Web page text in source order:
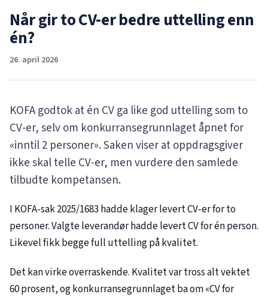
Når gir to CV-er bedre uttelling enn
én?
26. april 2026
KOFA godtok at én CV ga like god uttelling som to
CV-er, selv om konkurransegrunnlaget åpnet for
«inntil 2 personer». Saken viser at oppdragsgiver
ikke skal telle CV-er, men vurdere den samlede
tilbudte kompetansen.
I KOFA-sak2025/1683hadde klager levert CV-er for to
personer. Valgte leverandør hadde levert CV for én person.
Likevel fikk begge full uttelling på kvalitet.
Det kan virke overraskende. Kvalitet var tross alt vektet
60 prosent, og konkurransegrunnlaget ba om «CV for